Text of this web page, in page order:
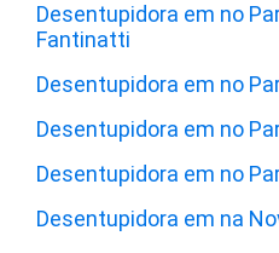
Desentupidora em no
Fantinatti
Desentupidora em no
Desentupidora em no
Desentupidora em no
Desentupidora em na